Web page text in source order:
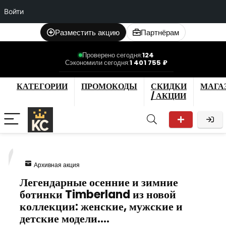
Войти
Разместить акцию Партнёрам
Проверено сегодня:124
Сэкономили сегодня:1 401 755 ₽
КАТЕГОРИИ ПРОМОКОДЫ
СКИДКИ
/ АКЦИИ
Архивная акция
Легендарные осенние и зимние
ботинки Timberland из новой
коллекции: женские, мужские и
детские модели.…